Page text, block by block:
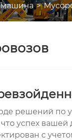
машина
решений
успех
с